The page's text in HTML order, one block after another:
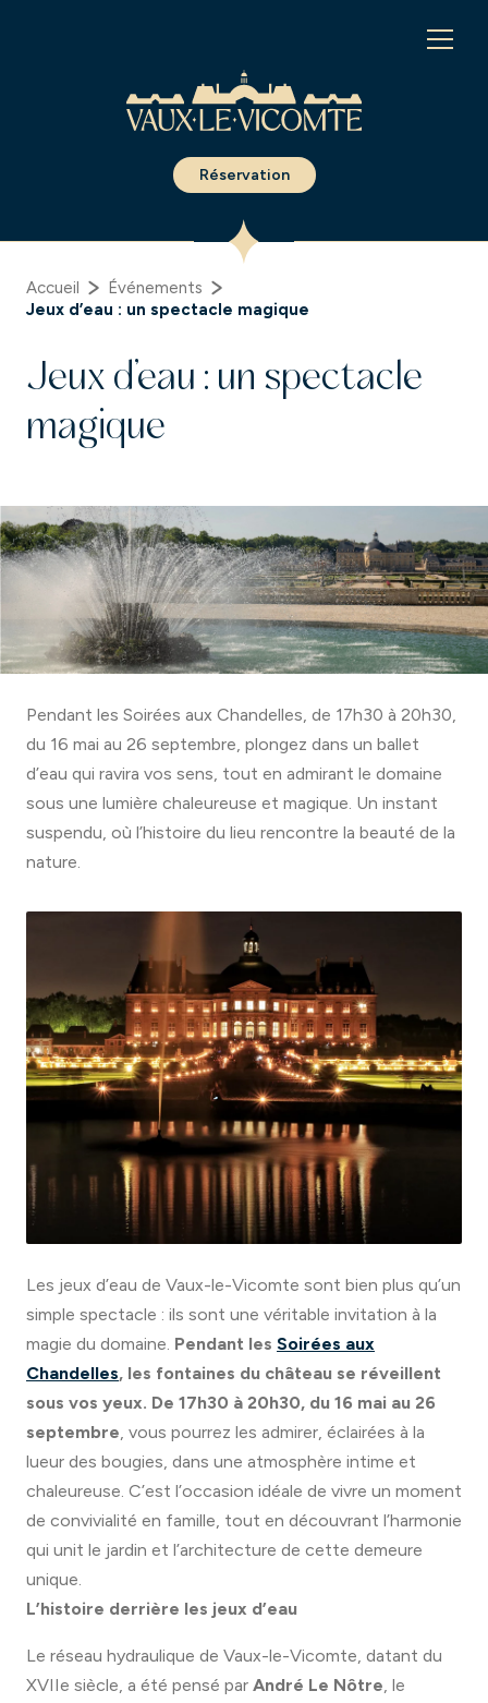
Réservation
Accueil
Événements
Jeux d’eau : un spectacle magique
Jeux d’eau : un spectacle
magique
Pendant les Soirées aux Chandelles, de 17h30 à 20h30,
du 16 mai au 26 septembre, plongez dans un ballet
d’eau qui ravira vos sens, tout en admirant le domaine
sous une lumière chaleureuse et magique. Un instant
suspendu, où l’histoire du lieu rencontre la beauté de la
nature.
Les jeux d’eau de Vaux-le-Vicomte sont bien plus qu’un
simple spectacle : ils sont une véritable invitation à la
magie du domaine. Pendant les Soirées aux
Chandelles, les fontaines du château se réveillent
sous vos yeux. De 17h30 à 20h30, du 16 mai au 26
septembre, vous pourrez les admirer, éclairées à la
lueur des bougies, dans une atmosphère intime et
chaleureuse. C’est l’occasion idéale de vivre un moment
de convivialité en famille, tout en découvrant l’harmonie
qui unit le jardin et l’architecture de cette demeure
unique.
L’histoire derrière les jeux d’eau
Le réseau hydraulique de Vaux-le-Vicomte, datant du
XVIIe siècle, a été pensé par André Le Nôtre, le